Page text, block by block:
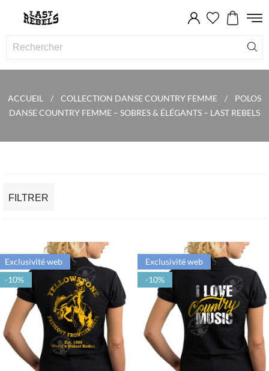
ACCUEIL COLLECTION DANSE COUNTRY FEMME
POLOS
DANSE COUNTRY FEMME – SOBRES & ÉLÉGANTS – LAST REBELS
FILTRER
Exclusivité web
-10%
Exclusivité web
-10%